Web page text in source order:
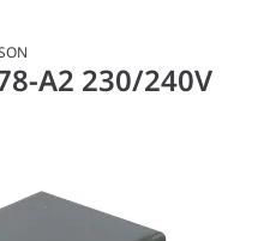
A2 230/240V